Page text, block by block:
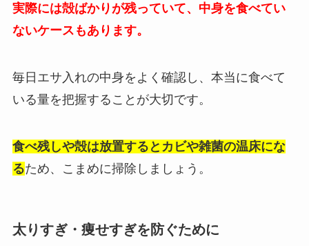
実際には殻ばかりが残っていて、中身を食べてい
ないケースもあります。
毎日エサ入れの中身をよく確認し、本当に食べて
いる量を把握することが大切です。
食べ残しや殻は放置するとカビや雑菌の温床にな
るため、こまめに掃除しましょう。
太りすぎ・痩せすぎを防ぐために